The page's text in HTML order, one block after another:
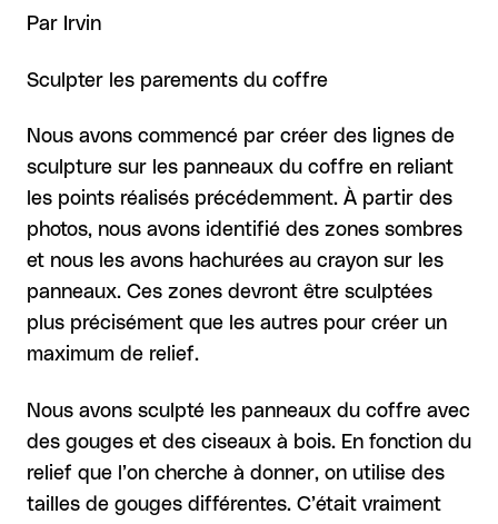
Par Irvin
Sculpter les parements du coffre
Nous avons commencé par créer des lignes de
sculpture sur les panneaux du coffre en reliant
les points réalisés précédemment. À partir des
photos, nous avons identifié des zones sombres
et nous les avons hachurées au crayon sur les
panneaux. Ces zones devront être sculptées
plus précisément que les autres pour créer un
maximum de relief.
Nous avons sculpté les panneaux du coffre avec
des gouges et des ciseaux à bois. En fonction du
relief que l’on cherche à donner, on utilise des
tailles de gouges différentes. C’était vraiment